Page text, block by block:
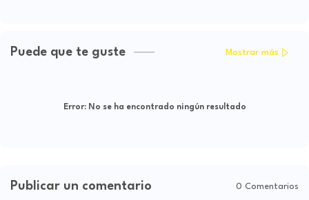
Puede que te guste Mostrar más
Error:No se ha encontrado ningún resultado
Publicar un comentario 0 Comentarios